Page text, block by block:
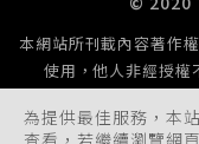
為提供最佳服務，本
查看，若繼續瀏覽網
本網站所刊載內容著作
使用，他人非經授權